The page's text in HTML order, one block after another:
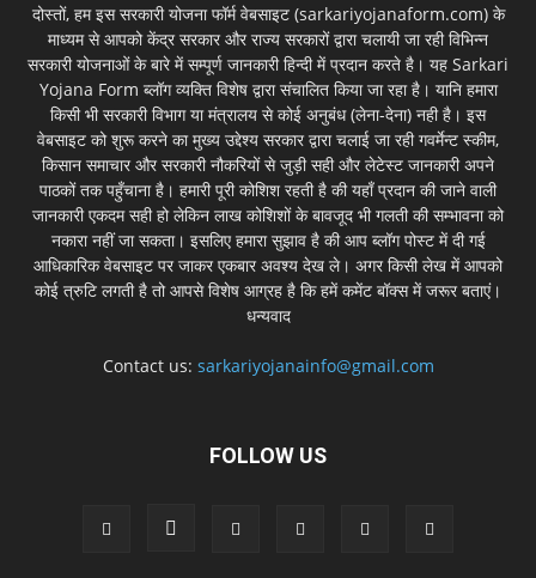
दोस्तों, हम इस सरकारी योजना फॉर्म वेबसाइट (sarkariyojanaform.com) के
माध्यम से आपको केंद्र सरकार और राज्य सरकारों द्वारा चलायी जा रही विभिन्न
सरकारी योजनाओं के बारे में सम्पूर्ण जानकारी हिन्दी में प्रदान करते है। यह Sarkari
Yojana Form ब्लॉग व्यक्ति विशेष द्वारा संचालित किया जा रहा है। यानि हमारा
किसी भी सरकारी विभाग या मंत्रालय से कोई अनुबंध (लेना-देना) नही है। इस
वेबसाइट को शुरू करने का मुख्य उद्देश्य सरकार द्वारा चलाई जा रही गवर्मेन्ट स्कीम,
किसान समाचार और सरकारी नौकरियों से जुड़ी सही और लेटेस्ट जानकारी अपने
पाठकों तक पहुँचाना है। हमारी पूरी कोशिश रहती है की यहाँ प्रदान की जाने वाली
जानकारी एकदम सही हो लेकिन लाख कोशिशों के बावजूद भी गलती की सम्भावना को
नकारा नहीं जा सकता। इसलिए हमारा सुझाव है की आप ब्लॉग पोस्ट में दी गई
आधिकारिक वेबसाइट पर जाकर एकबार अवश्य देख ले। अगर किसी लेख में आपको
कोई त्रुटि लगती है तो आपसे विशेष आग्रह है कि हमें कमेंट बॉक्स में जरूर बताएं।
धन्यवाद
Contact us: sarkariyojanainfo@gmail.com
FOLLOW US